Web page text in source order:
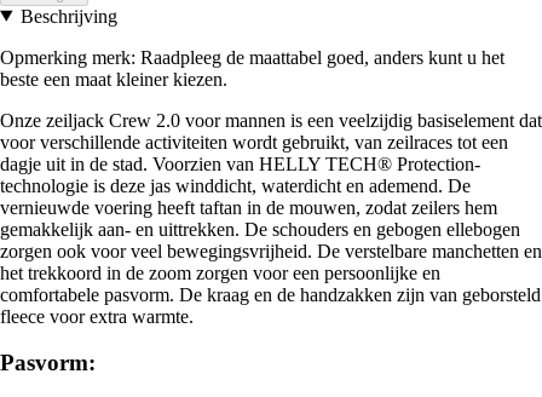
Beschrijving
Opmerking merk: Raadpleeg de maattabel goed, anders kunt u het
beste een maat kleiner kiezen.
Onze zeiljack Crew 2.0 voor mannen is een veelzijdig basiselement dat
voor verschillende activiteiten wordt gebruikt, van zeilraces tot een
dagje uit in de stad. Voorzien van HELLY TECH® Protection-
technologie is deze jas winddicht, waterdicht en ademend. De
vernieuwde voering heeft taftan in de mouwen, zodat zeilers hem
gemakkelijk aan- en uittrekken. De schouders en gebogen ellebogen
zorgen ook voor veel bewegingsvrijheid. De verstelbare manchetten en
het trekkoord in de zoom zorgen voor een persoonlijke en
comfortabele pasvorm. De kraag en de handzakken zijn van geborsteld
fleece voor extra warmte.
Pasvorm: